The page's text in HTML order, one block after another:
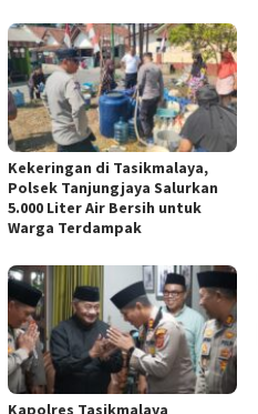
Kekeringan di Tasikmalaya,
Polsek Tanjungjaya Salurkan
5.000 Liter Air Bersih untuk
Warga Terdampak
Kapolres Tasikmalaya